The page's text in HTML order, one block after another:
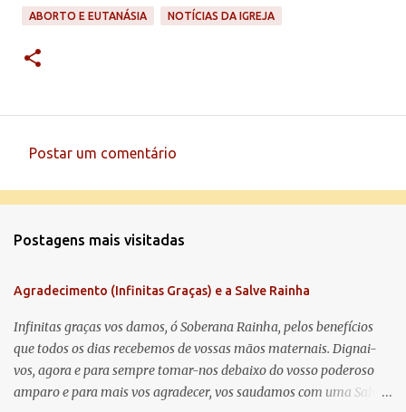
ABORTO E EUTANÁSIA NOTÍCIAS DA IGREJA
e
t
á
r
i
o
Postar um comentário
Postagens mais visitadas
Agradecimento (Infinitas Graças) e a Salve Rainha
Infinitas graças vos damos, ó Soberana Rainha, pelos benefícios
que todos os dias recebemos de vossas mãos maternais. Dignai-
vos, agora e para sempre tomar-nos debaixo do vosso poderoso
amparo e para mais vos agradecer, vos saudamos com uma Salve